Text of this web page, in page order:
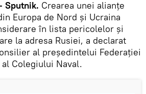
Sputnik. Crearea unei alianțe
Europa de Nord și Ucraina
în lista pericolelor și
la adresa Rusiei, a declarat
al președintelui Federației
Colegiului Naval.